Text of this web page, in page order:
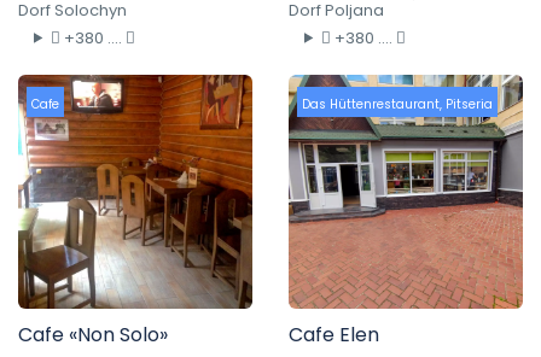
Dorf Solochyn
+380 ....
Dorf Poljana
+380 ....
Cafe
Cafe «Non Solo»
Das Hüttenrestaurant, Pitseria
Cafe Elen